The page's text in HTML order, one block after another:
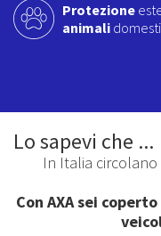
Protezione
animali
Lo sapevi che ...
In Italia
Con AXA sei